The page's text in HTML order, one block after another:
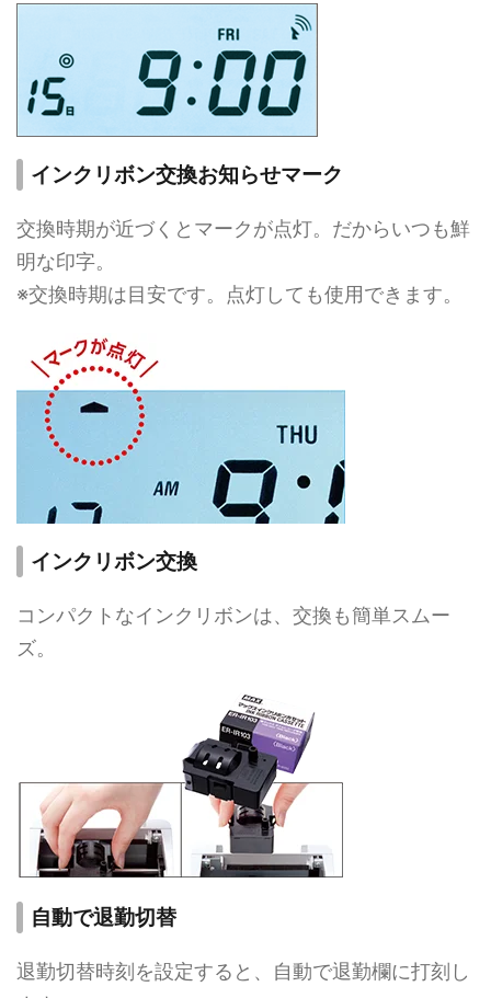
インクリボン交換お知らせマーク
交換時期が近づくとマークが点灯。だからいつも鮮
明な印字。
※交換時期は目安です。点灯しても使用できます。
インクリボン交換
コンパクトなインクリボンは、交換も簡単スムー
ズ。
自動で退勤切替
退勤切替時刻を設定すると、自動で退勤欄に打刻し